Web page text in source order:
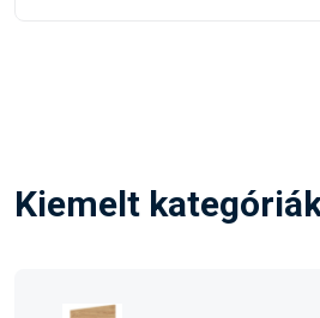
Kiemelt